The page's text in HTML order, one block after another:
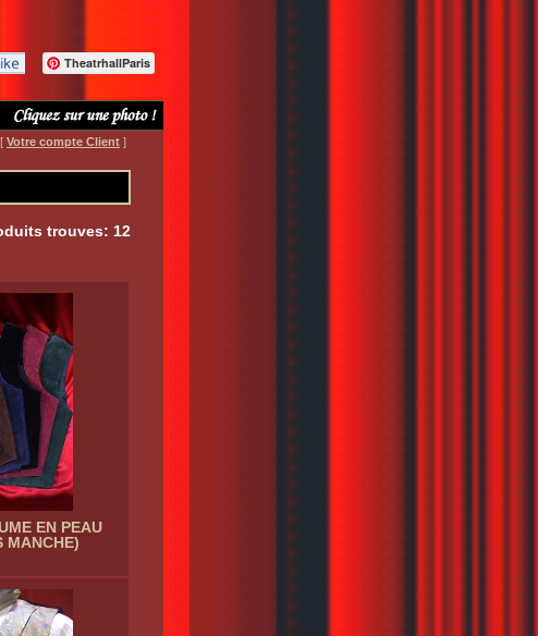
TheatrhallParis
[ Votre compte Client ]
trouves: 12
EN PEAU
MANCHE)